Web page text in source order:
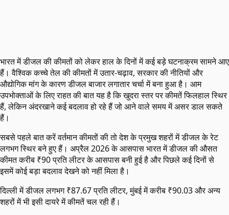
भारत में डीजल की कीमतों को लेकर हाल के दिनों में कई बड़े घटनाक्रम सामने आए
हैं। वैश्विक कच्चे तेल की कीमतों में उतार-चढ़ाव, सरकार की नीतियों और
औद्योगिक मांग के कारण डीजल बाजार लगातार चर्चा में बना हुआ है। आम
उपभोक्ताओं के लिए राहत की बात यह है कि खुदरा स्तर पर कीमतें फिलहाल स्थिर
हैं, लेकिन अंदरखाने कई बदलाव हो रहे हैं जो आने वाले समय में असर डाल सकते
हैं।
सबसे पहले बात करें वर्तमान कीमतों की तो देश के प्रमुख शहरों में डीजल के रेट
लगभग स्थिर बने हुए हैं। अप्रैल 2026 के आसपास भारत में डीजल की औसत
कीमत करीब ₹90 प्रति लीटर के आसपास बनी हुई है और पिछले कई दिनों से
इसमें कोई बड़ा बदलाव देखने को नहीं मिला है।
दिल्ली में डीजल लगभग ₹87.67 प्रति लीटर, मुंबई में करीब ₹90.03 और अन्य
शहरों में भी इसी दायरे में कीमतें चल रही हैं।